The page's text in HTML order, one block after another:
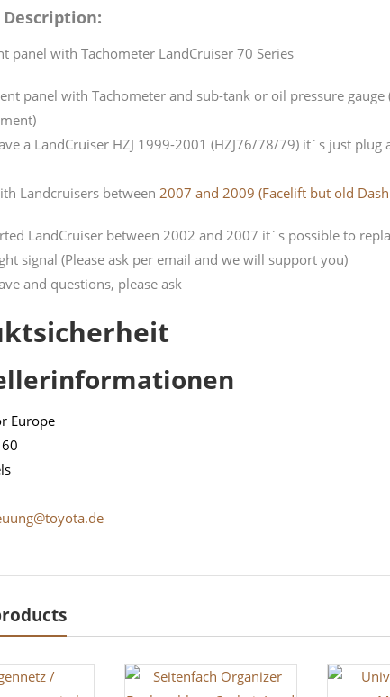
Description:
panel with Tachometer LandCruiser 70 Series
panel with Tachometer and sub-tank or oil pressure
a LandCruiser HZJ 1999-2001 (HZJ76/78/79) it´s just
Landcruisers between 2007 and 2009 (Facelift but old
LandCruiser between 2002 and 2007 it´s possible to
signal (Please ask per email and we will support you)
and questions, please ask
Europe